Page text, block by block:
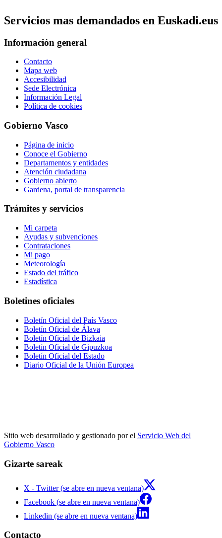
Servicios mas demandados en Euskadi.eus
Información general
Contacto
Mapa web
Accesibilidad
Sede Electrónica
Información Legal
Política de cookies
Gobierno Vasco
Página de inicio
Conoce el Gobierno
Departamentos y entidades
Atención ciudadana
Gobierno abierto
Gardena, portal de transparencia
Trámites y servicios
Mi carpeta
Ayudas y subvenciones
Contrataciones
Mi pago
Meteorología
Estado del tráfico
Estadística
Boletines oficiales
Boletín Oficial del País Vasco
Boletín Oficial de Álava
Boletín Oficial de Bizkaia
Boletín Oficial de Gipuzkoa
Boletín Oficial del Estado
Diario Oficial de la Unión Europea
Sitio web desarrollado y gestionado por el Servicio Web del
Gobierno Vasco
Gizarte sareak
X - Twitter (se abre en nueva ventana)
Facebook (se abre en nueva ventana)
Linkedin (se abre en nueva ventana)
Contacto